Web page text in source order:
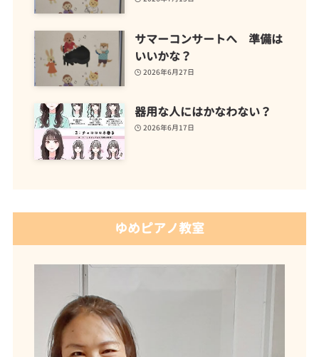
サマーコンサートへ 準備は
いいかな？
2026年6月27日
器用な人にはかなわない？
2026年6月17日
ゆめピアノ教室